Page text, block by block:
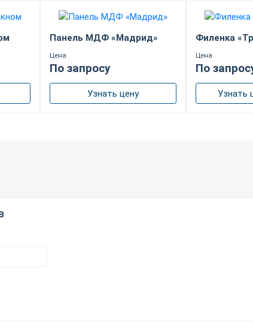
Панель МДФ «Мадрид»
Цена
По запросу
Узнать цену
Филенка
Цена
По
Узнать